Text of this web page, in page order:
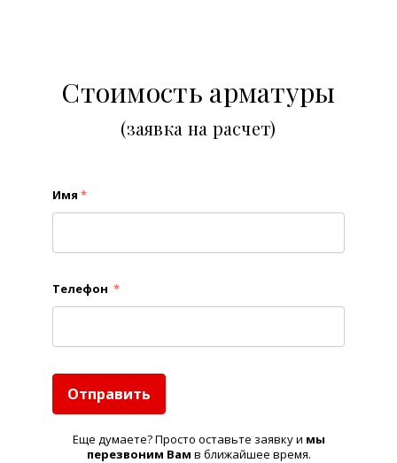
Стоимость арматуры
(заявка на расчет)
Имя *
Телефон *
Отправить
Еще думаете? Просто оставьте заявку и мы
перезвоним Вам в ближайшее время.